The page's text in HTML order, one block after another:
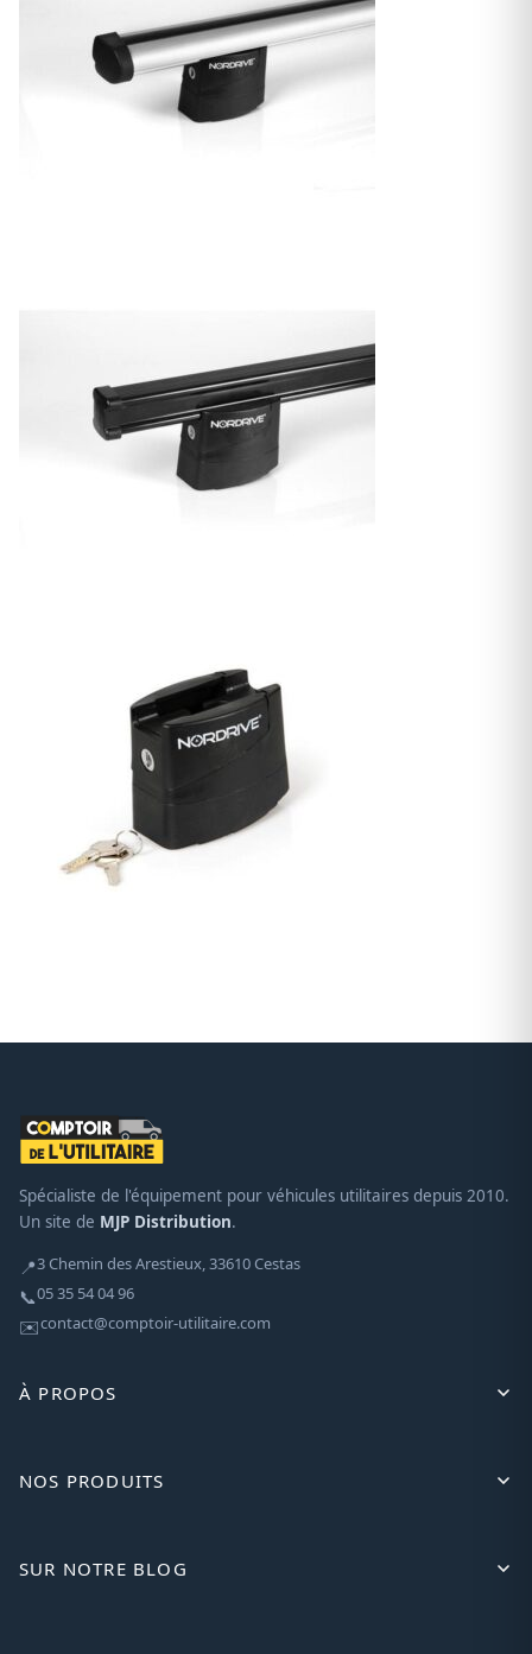
Spécialiste de l'équipement pour véhicules utilitaires depuis 2010.
Un site de MJP Distribution.
📍3 Chemin des Arestieux, 33610 Cestas
📞05 35 54 04 96
✉️contact@comptoir-utilitaire.com
À PROPOS
NOS PRODUITS
SUR NOTRE BLOG